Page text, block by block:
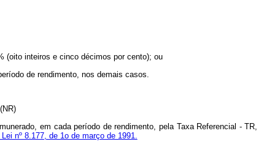
(oito inteiros e cinco décimos por cento); ou
de rendimento, nos demais casos.
em cada período de rendimento, pela Taxa Referencial - TR,
nº 8.177, de 1o de março de 1991.